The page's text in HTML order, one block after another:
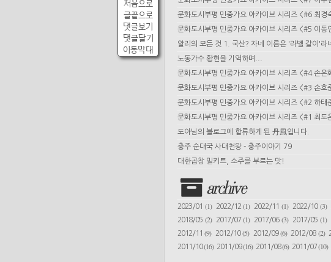
처음으로
글끝으로
댓글보기
댓글달기
이동막대
문화도시부평 민중가요 아카이브 시리즈 <#6 최경
문화도시부평 민중가요 아카이브 시리즈 <#5 이동
알리의 모든 것 1. 국산? 자네 이름은 '라벨 갈이'라
노동가수 황현을 기억하며...
문화도시부평 민중가요 아카이브 시리즈 <#4 손은
문화도시부평 민중가요 아카이브 시리즈 <#3 손호
문화도시부평 민중가요 아카이브 시리즈 <#2 하태
문화도시부평 민중가요 아카이브 시리즈 <#1 최도
도아님의 블로그에 합류하게 된 丹風입니다.
충주 순대국 사대천왕 - 충주이야기 79
대한곱창 밀키트, 소주를 부르는 맛!
archive
2023/01 (1) 2022/12(1) 2022/11(1) 2022/10 (3)
2018/05 (2) 2017/07(1) 2017/06(3) 2017/05 (1)
2012/11(9) 2012/10(5) 2012/09(6) 2012/08 (2)
2011/10(16) 2011/09(16) 2011/08(6) 2011/07(10)